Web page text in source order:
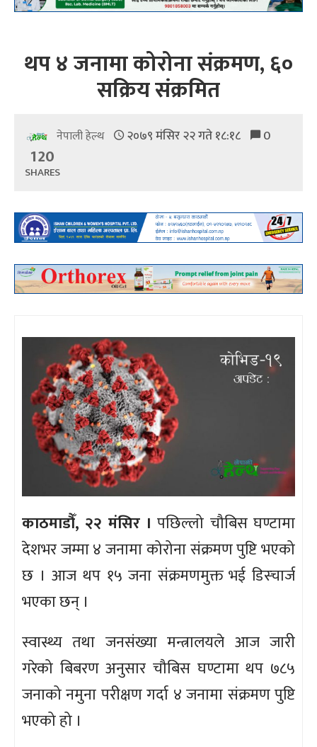
थप ४ जनामा कोरोना संक्रमण, ६०
सक्रिय संक्रमित
नेपाली हेल्थ २०७९ मंसिर २२ गते १८:१८ 0
120
SHARES
काठमाडौँ, २२ मंसिर । पछिल्लो चौबिस घण्टामा
देशभर जम्मा ४ जनामा कोरोना संक्रमण पुष्टि भएको
छ । आज थप १५ जना संक्रमणमुक्त भई डिस्चार्ज
भएका छन् ।
स्वास्थ्य तथा जनसंख्या मन्त्रालयले आज जारी
गरेको बिबरण अनुसार चौबिस घण्टामा थप ७८५
जनाको नमुना परीक्षण गर्दा ४ जनामा संक्रमण पुष्टि
भएको हो ।